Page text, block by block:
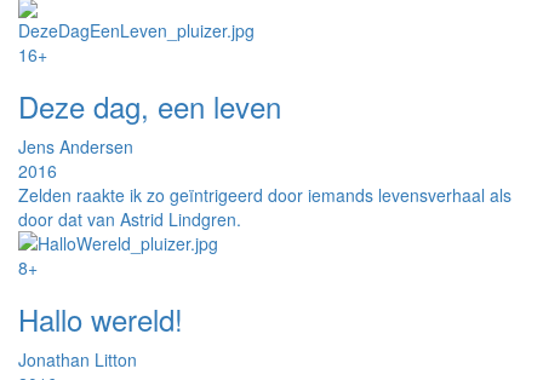
16+
Deze dag, een leven
Jens Andersen
2016
Zelden raakte ik zo geïntrigeerd door iemands levensverhaal als
door dat van Astrid Lindgren.
8+
Hallo wereld!
Jonathan Litton